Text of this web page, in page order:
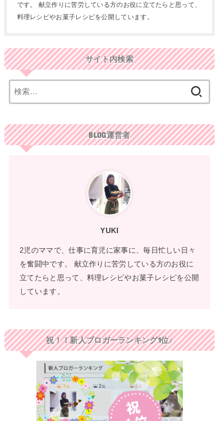
です。 献立作りに苦労している方のお役に立てたらと思って、
料理レシピやお菓子レシピを公開しています。
サイト内検索
索:
BLOG運営者
YUKI
2児のママで、仕事に育児に家事に、毎日忙しい日々
を奮闘中です。 献立作りに苦労している方のお役に
立てたらと思って、料理レシピやお菓子レシピを公開
しています。
祝！！新人ブロガーランキング1位♪